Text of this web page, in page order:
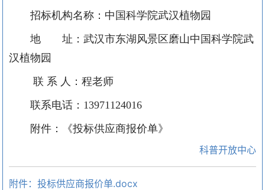
招标机构名称： 中国科学院武汉植物园
地 址：武汉市东湖风景区磨山中国科学院武
汉植物园
联 系 人：程老师
联系电话： 13971124016
附件：《投标供应商报价单》
科普开放中心
附件：投标供应商报价单.docx